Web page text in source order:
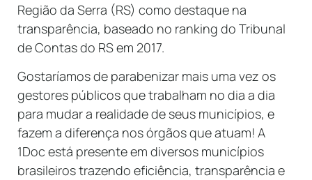
Região da Serra (RS) como destaque na
transparência, baseado no ranking do Tribunal
de Contas do RS em 2017.
Gostaríamos de parabenizar mais uma vez os
gestores públicos que trabalham no dia a dia
para mudar a realidade de seus municípios, e
fazem a diferença nos órgãos que atuam! A
1Doc está presente em diversos municípios
brasileiros trazendo eficiência, transparência e